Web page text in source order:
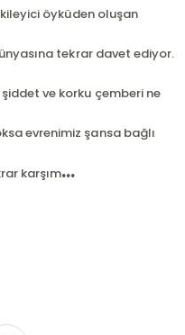
öyküden oluşan
tekrar davet ediyor.
ve korku çemberi ne
evrenimiz şansa bağlı
karşım...